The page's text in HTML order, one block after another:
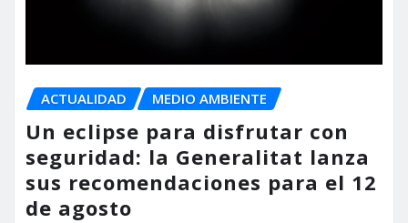
ACTUALIDAD MEDIO AMBIENTE
Un eclipse para disfrutar con
seguridad: la Generalitat lanza
sus recomendaciones para el 12
de agosto